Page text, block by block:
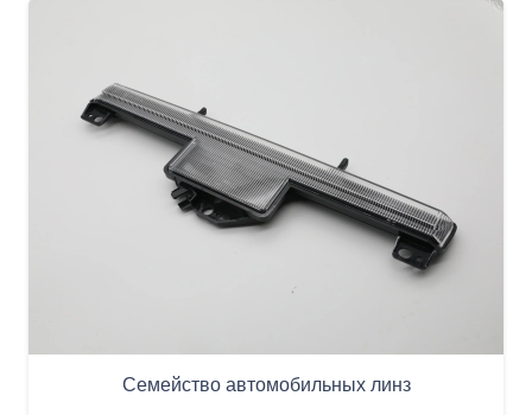
Семейство автомобильных линз